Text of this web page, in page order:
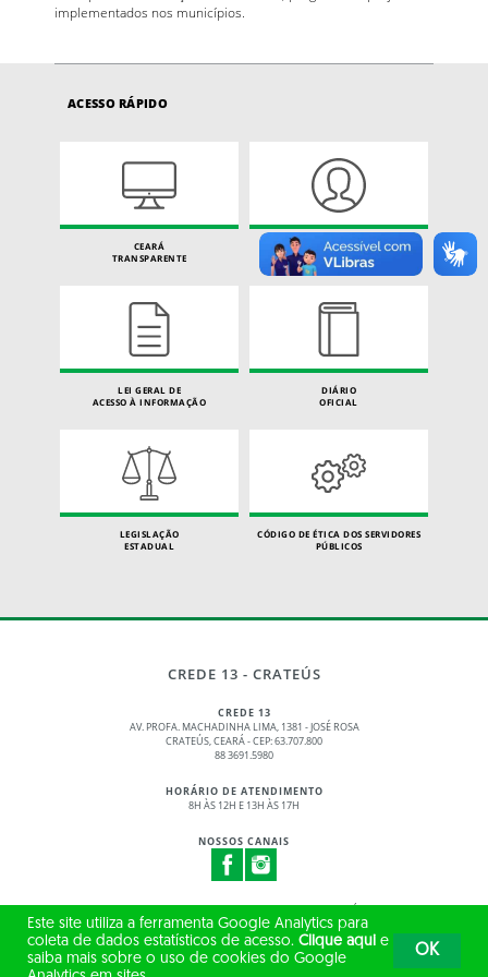
implementados nos municípios.
ACESSO RÁPIDO
CEARÁ
TRANSPARENTE
CARTA DE SERVIÇOS
DO CIDADÃO
LEI GERAL DE
ACESSO À INFORMAÇÃO
DIÁRIO
OFICIAL
LEGISLAÇÃO
ESTADUAL
CÓDIGO DE ÉTICA DOS SERVIDORES
PÚBLICOS
CREDE 13 - CRATEÚS
CREDE 13
AV. PROFA. MACHADINHA LIMA, 1381 - JOSÉ ROSA
CRATEÚS, CEARÁ - CEP: 63.707.800
88 3691.5980
HORÁRIO DE ATENDIMENTO
8H ÀS 12H E 13H ÀS 17H
NOSSOS CANAIS
© 2017 - 2026 – GOVERNO DO ESTADO DO CEARÁ
TODOS OS DIREITOS RESERVADOS
Este site utiliza a ferramenta Google Analytics para
coleta de dados estatísticos de acesso. Clique aqui e
saiba mais sobre o uso de cookies do Google
OK